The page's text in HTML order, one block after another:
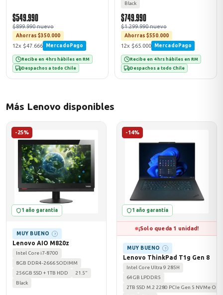
$549.990
$899.990 nuevo
Ahorras $350.000
12x $47.666 MercadoPago
Recibe en 4 hrs hábiles en RM
Despachos a todo Chile
Black
$749.990
$1.299.990 nuevo
Ahorras $550.000
12x $65.000 MercadoPago
Recibe en 4 hrs hábiles en RM
Despachos a todo Chile
Más Lenovo disponibles
-25%
1 año garantía
MUY BUENO ?
Lenovo AIO M820z
Intel Core i7-8700
8GB DDR4-2666 SODIMM
256GB SSD + 1TB HDD
21.5"
Black
-14%
1 año garantía
¡Solo queda 1 unidad!
MUY BUENO ?
Lenovo ThinkPad T1g Gen 8
Intel Core Ultra 9 285H
64GB LPDDR5
2TB SSD M.2 2280 PCIe Gen 5 NVMe